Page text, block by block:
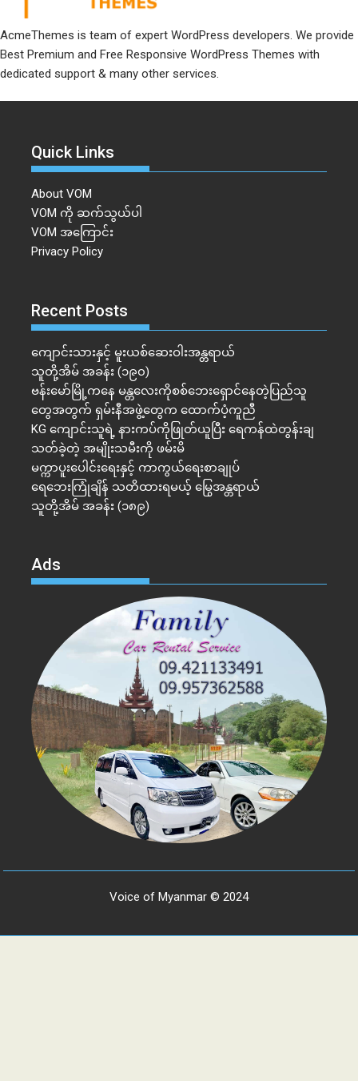
AcmeThemes is team of expert WordPress developers. We provide
Best Premium and Free Responsive WordPress Themes with
dedicated support & many other services.
Quick Links
About VOM
VOM ကို ဆက်သွယ်ပါ
VOM အကြောင်း
Privacy Policy
Recent Posts
ကျောင်းသားနှင့် မူးယစ်ဆေးဝါးအန္တရာယ်
သူတို့အိမ် အခန်း (၁၉၀)
ဗန်းမော်မြို့ကနေ မန္တလေးကိုစစ်ဘေးရှောင်နေတဲ့ပြည်သူ
တွေအတွက် ရှမ်းနီအဖွဲ့တွေက ထောက်ပံ့ကူညီ
KG ကျောင်းသူရဲ့ နားကပ်ကိုဖြုတ်ယူပြီး ရေကန်ထဲတွန်းချ
သတ်ခဲ့တဲ့ အမျိုးသမီးကို ဖမ်းမိ
မက္ကာပူးပေါင်းရေးနှင့် ကာကွယ်ရေးစာချုပ်
ရေဘေးကြုံချိန် သတိထားရမယ့် မြွေအန္တရာယ်
သူတို့အိမ် အခန်း (၁၈၉)
Ads
Voice of Myanmar © 2024